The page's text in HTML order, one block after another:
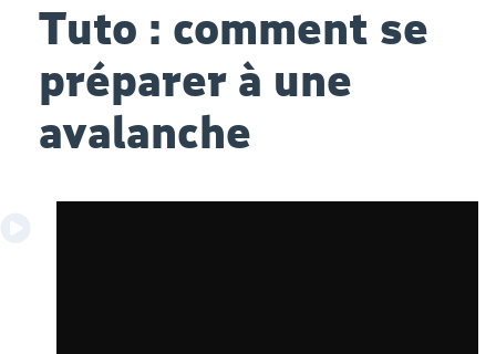
Tuto : comment se
préparer à une
avalanche